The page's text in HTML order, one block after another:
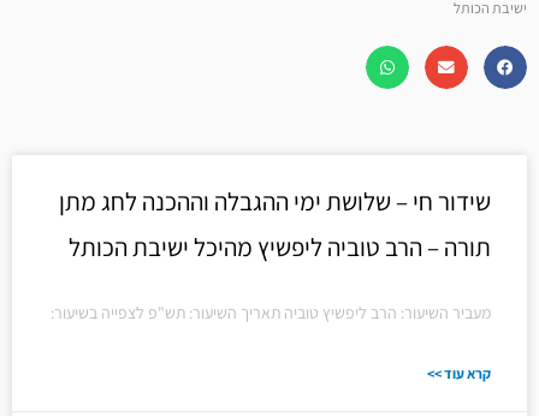
ישיבת הכותל
שידור חי – שלושת ימי ההגבלה וההכנה לחג מתן
תורה – הרב טוביה ליפשיץ מהיכל ישיבת הכותל
מעביר השיעור: הרב ליפשיץ טוביה תאריך השיעור: תש"פ לצפייה בשיעור:
קרא עוד >>